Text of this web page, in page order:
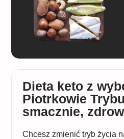
Dieta keto z
Piotrkowie
smacznie,
Chcesz zmienić tryb życia